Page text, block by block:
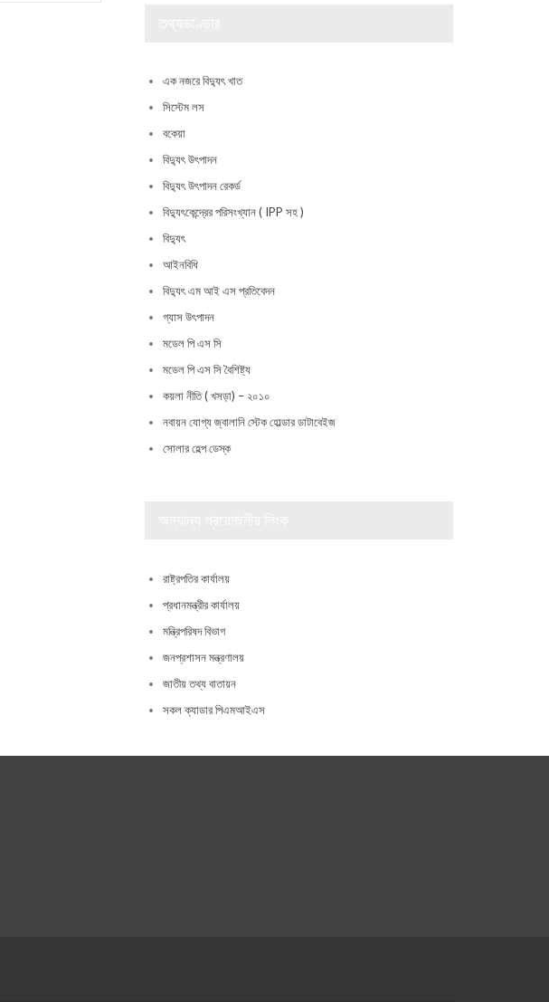
এক নজরে বিদ্যুৎ খাত
সিস্টেম লস
বকেয়া
বিদ্যুৎ উৎপাদন
বিদ্যুৎ উৎপাদন রেকর্ড
বিদ্যুৎকেন্দ্রের পরিসংখ্যান ( IPP সহ )
বিদ্যুৎ
আইনবিধি
বিদ্যুৎ এম আই এস প্রতিবেদন
গ্যাস উৎপাদন
মডেল পি এস সি
মডেল পি এস সি বৈশিষ্ট্য
কয়লা নীতি ( খসড়া) – ২০১০
নবায়ন যোগ্য জ্বালানি স্টেক হোল্ডার ডাটাবেইজ
সোলার হেল্প ডেস্ক
রাষ্ট্রপতির কার্যালয়
প্রধানমন্ত্রীর কার্যালয়
মন্ত্রিপরিষদ বিভাগ
জনপ্রশাসন মন্ত্রণালয়
জাতীয় তথ্য বাতায়ন
সকল ক্যাডার পিএমআইএস